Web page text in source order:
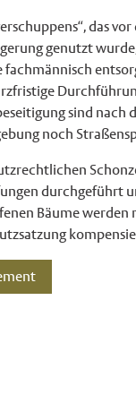
das
genutzt
sind nach
noch
durchgeführt
Bäume werden